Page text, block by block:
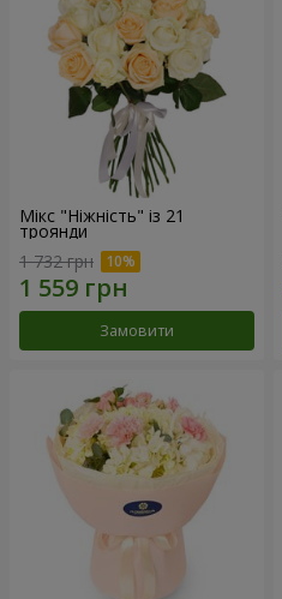
Мікс "Ніжність" із 21
троянди
1 732 грн
Замовити